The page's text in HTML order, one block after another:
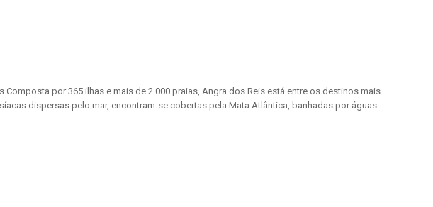
por 365 ilhas e mais de 2.000 praias, Angra dos Reis está entre os destinos mais
dispersas pelo mar, encontram-se cobertas pela Mata Atlântica, banhadas por águas